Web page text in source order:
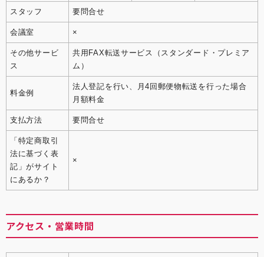
スタッフ 要問合せ
会議室 ×
その他サービ
ス
共用FAX転送サービス（スタンダード・プレミア
ム）
料金例
法人登記を行い、月4回郵便物転送を行った場合
月額料金
支払方法 要問合せ
「特定商取引
法に基づく表
記」がサイト
にあるか？
×
アクセス・営業時間